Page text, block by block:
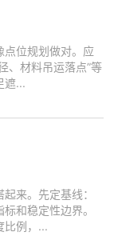
点位规划做对。应
、材料吊运落点”等
遮...
来。先定基线：
和稳定性边界。
比例，...